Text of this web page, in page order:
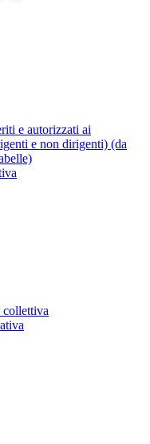
e autorizzati ai
e non dirigenti) (da
collettiva